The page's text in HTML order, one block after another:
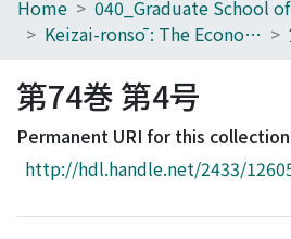
Home
Browse
Download Ranking
Access Statistics
Home
Keizai-ronsō : The Economic Review
第74巻 第4号
Permanent URI for this collection
http://hdl.handle.net/2433/